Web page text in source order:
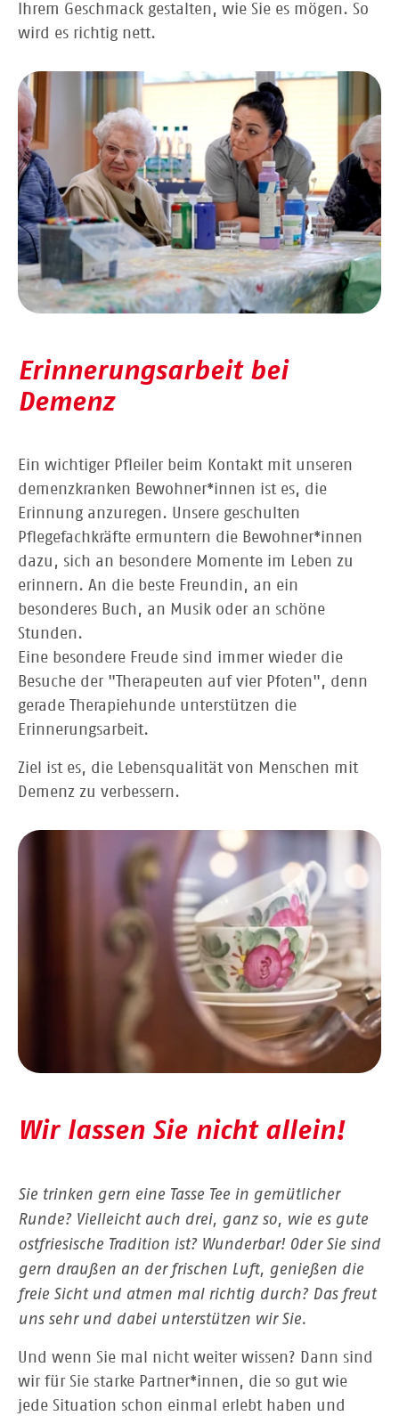
Ihrem Geschmack gestalten, wie Sie es mögen. So
wird es richtig nett.
Erinnerungsarbeit bei
Demenz
Ein wichtiger Pfleiler beim Kontakt mit unseren
demenzkranken Bewohner*innen ist es, die
Erinnung anzuregen. Unsere geschulten
Pflegefachkräfte ermuntern die Bewohner*innen
dazu, sich an besondere ­Momente im Leben zu
erinnern. An die beste Freundin, an ein
besonderes Buch, an Musik oder an schöne
Stunden.
Eine besondere Freude sind immer wieder die
Besuche der "Therapeuten auf vier Pfoten", denn
gerade Therapiehunde unterstützen die
Erinnerungsarbeit.
Ziel ist es, die Lebensqualität von Menschen mit
Demenz zu verbessern.
Wir lassen Sie nicht allein!
Sie trinken gern eine Tasse Tee in gemütlicher
Runde? Vielleicht auch drei, ganz so, wie es gute
ostfriesische Tradition ist? Wunderbar! Oder Sie sind
gern draußen an der frischen Luft, genießen die
freie Sicht und atmen mal richtig durch? Das freut
uns sehr und dabei unterstützen wir Sie.
Und wenn Sie mal nicht weiter wissen? Dann sind
wir für Sie starke Partner*innen, die so gut wie
jede Situation schon einmal erlebt haben und